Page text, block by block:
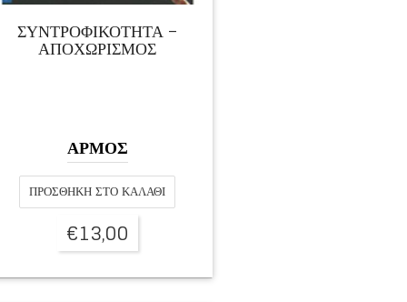
ΣΥΝΤΡΟΦΙΚΟΤΗΤΑ –
ΑΠΟΧΩΡΙΣΜΟΣ
ΑΡΜΟΣ
ΠΡΟΣΘΉΚΗ ΣΤΟ ΚΑΛΆΘΙ
€13,00